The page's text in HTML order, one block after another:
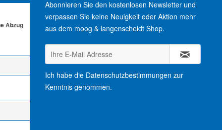
Abzug
Abonnieren Sie den kostenlosen Newsletter und
verpassen Sie keine Neuigkeit oder Aktion mehr
aus dem moog & langenscheidt Shop.
Ich habe die Datenschutzbestimmungen zur
Kenntnis genommen.